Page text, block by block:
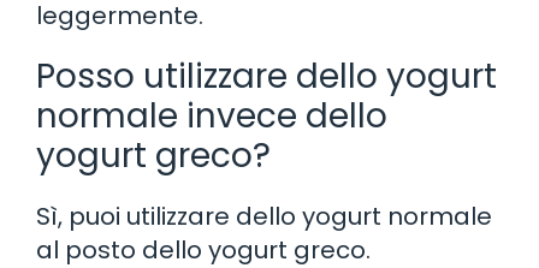
leggermente.
Posso utilizzare dello yogurt
normale invece dello
yogurt greco?
Sì, puoi utilizzare dello yogurt normale
al posto dello yogurt greco.